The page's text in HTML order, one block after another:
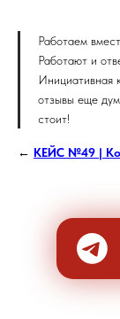
Работаем
Работают и
Инициативная
отзывы еще
стоит!
← КЕЙС №49 |